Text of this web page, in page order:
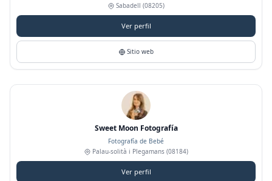
Sabadell (08205)
Ver perfil
Sitio web
Sweet Moon Fotografía
Fotografía de Bebé
Palau-solità i Plegamans (08184)
Ver perfil